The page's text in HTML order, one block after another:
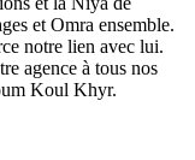
et Omra ensemble.
notre lien avec lui.
agence à tous nos
Koul Khyr.